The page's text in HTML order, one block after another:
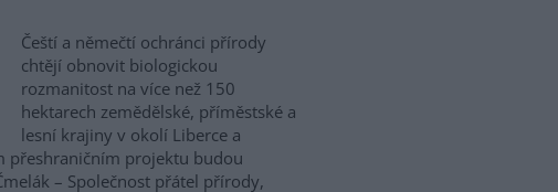
Čeští a němečtí ochránci přírody
chtějí obnovit biologickou
rozmanitost na více než 150
hektarech zemědělské, příměstské a
lesní krajiny v okolí Liberce a
přeshraničním projektu budou
– Společnost přátel přírody,